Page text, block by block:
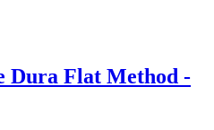
Dura Flat Method -